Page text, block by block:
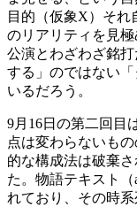
目的（仮象X）それ
のリアリティを見
公演とわざわざ銘
する」のではない
いるだろう。
9月16日の第二回目
点は変わらないも
的な構成法は破棄
た。物語テキスト
れており、その時